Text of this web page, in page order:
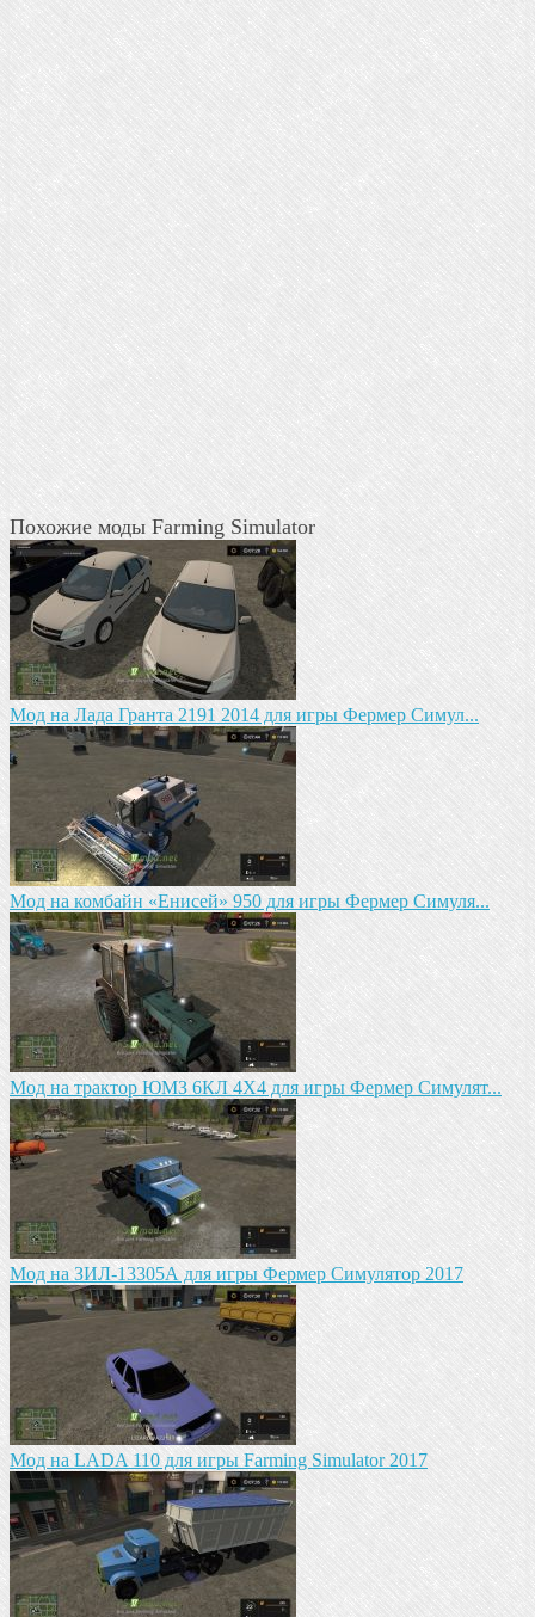
Похожие моды Farming Simulator
Мод на Лада Гранта 2191 2014 для игры Фермер Симул...
Мод на комбайн «Енисей» 950 для игры Фермер Симуля...
Мод на трактор ЮМЗ 6КЛ 4X4 для игры Фермер Симулят...
Мод на ЗИЛ-13305А для игры Фермер Симулятор 2017
Мод на LADA 110 для игры Farming Simulator 2017